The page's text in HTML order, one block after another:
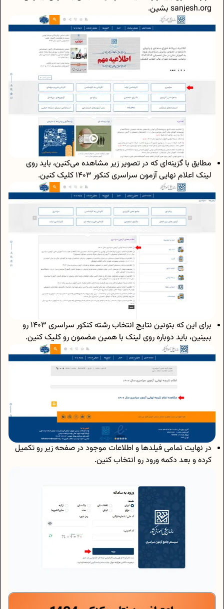
sanjesh.org بشین.
مطابق با گزینه‌ای که در تصویر زیر مشاهده می‌کنین، باید روی
لینک اعلام نهایی آزمون سراسری کنکور 1403 کلیک کنین.
برای این که بتونین نتایج انتخاب رشته کنکور سراسری 1403 رو
ببینین، باید دوباره روی لینک با همین مضمون رو کلیک کنین.
در نهایت تمامی فیلدها و اطلاعات موجود در صفحه زیر رو تکمیل
کرده و بعد دکمه ورود رو انتخاب کنین.